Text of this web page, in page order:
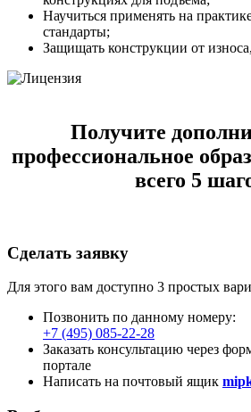
Научиться применять на
стандарты;
Защищать конструкции от
Получите
профессиональное
всего 5
Сделать заявку
Для этого вам доступно 3 простых
Позвонить по данному номеру:
+7 (495) 085-22-28
Заказать консультацию через
портале
Написать на почтовый ящик